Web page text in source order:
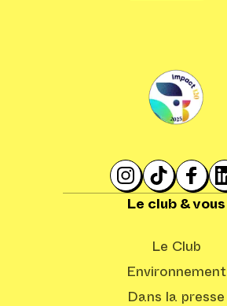
Le club & vous
Le Club
Environnement
Dans la presse